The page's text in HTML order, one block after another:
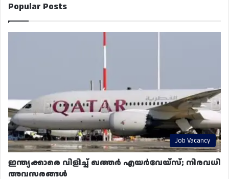
Popular Posts
Job Vacancy
ഇന്ത്യക്കാരെ വിളിച്ച് ഖത്തർ എയർവേയ്‌സ്; നിരവധി
അവസരങ്ങൾ